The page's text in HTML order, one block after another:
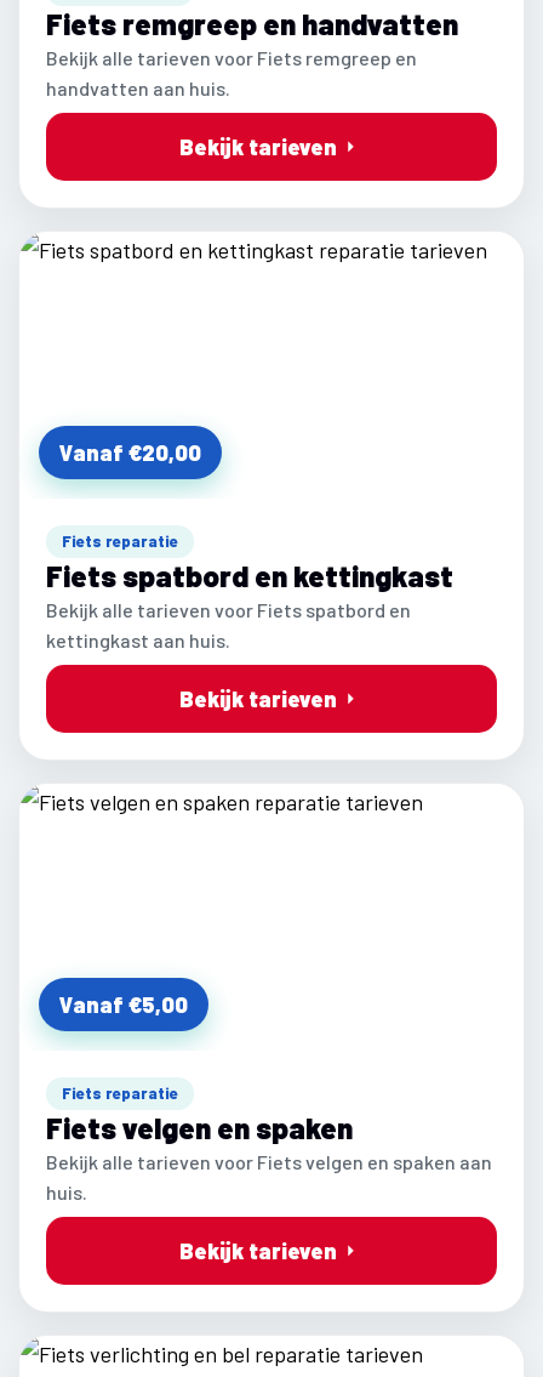
Fiets remgreep en handvatten
Bekijk alle tarieven voor Fiets remgreep en
handvatten aan huis.
Bekijk tarieven
Vanaf €20,00
Fiets reparatie
Fiets spatbord en kettingkast
Bekijk alle tarieven voor Fiets spatbord en
kettingkast aan huis.
Bekijk tarieven
Vanaf €5,00
Fiets reparatie
Fiets velgen en spaken
Bekijk alle tarieven voor Fiets velgen en spaken aan
huis.
Bekijk tarieven